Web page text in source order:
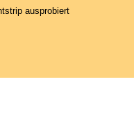
ausprobiert